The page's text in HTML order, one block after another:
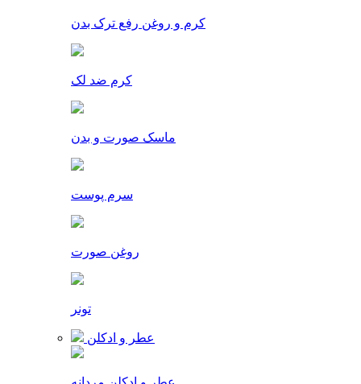
کرم و روغن رفع ترک بدن
کرم ضد لک
ماسک صورت و بدن
سرم پوست
روغن صورت
تونر
عطر و ادکلن